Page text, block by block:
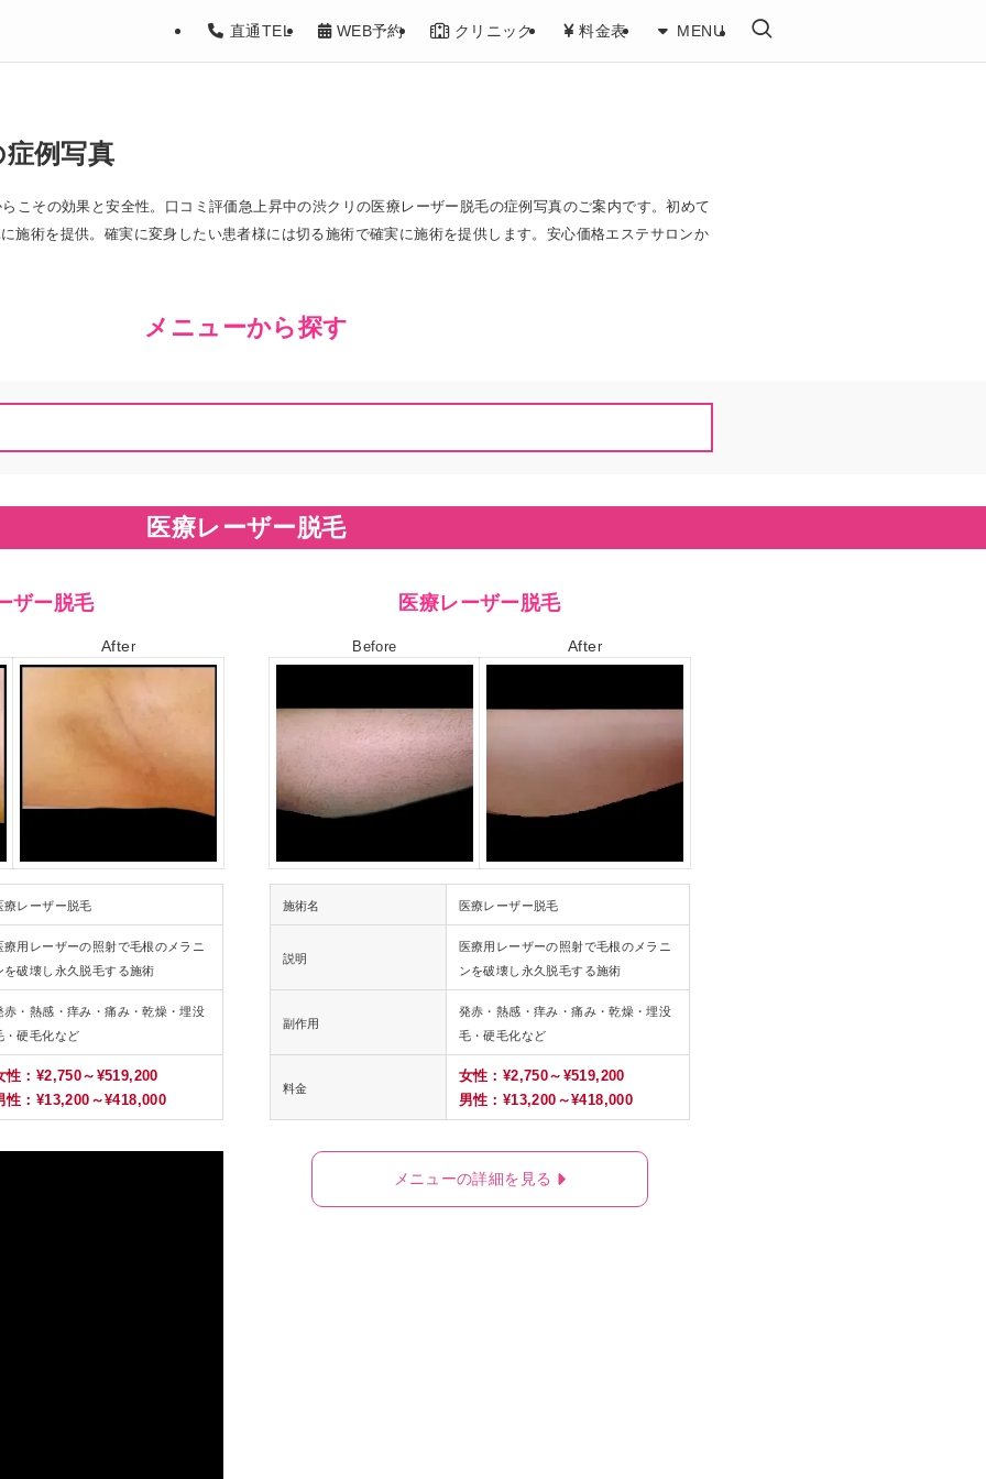
直通TEL WEB予約 クリニック 料金表 MENU
例写真
こその効果と安全性。口コミ評価急上昇中の渋クリの医療レーザー脱毛の症例写真のご案内です。初めて
施術を提供。確実に変身したい患者様には切る施術で確実に施術を提供します。安心価格エステサロンか
メニューから探す
医療レーザー脱毛
ザー脱毛
After
療レーザー脱毛
療用レーザーの照射で毛根のメラニ
を破壊し永久脱毛する施術
赤・熱感・痒み・痛み・乾燥・埋没
・硬毛化など
性：¥2,750～¥519,200
性：¥13,200～¥418,000
医療レーザー脱毛
Before After
施術名 医療レーザー脱毛
説明
医療用レーザーの照射で毛根のメラニ
ンを破壊し永久脱毛する施術
副作用
発赤・熱感・痒み・痛み・乾燥・埋没
毛・硬毛化など
料金
女性：¥2,750～¥519,200
男性：¥13,200～¥418,000
メニューの詳細を見る